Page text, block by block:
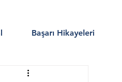
Başarı Hikayeleri